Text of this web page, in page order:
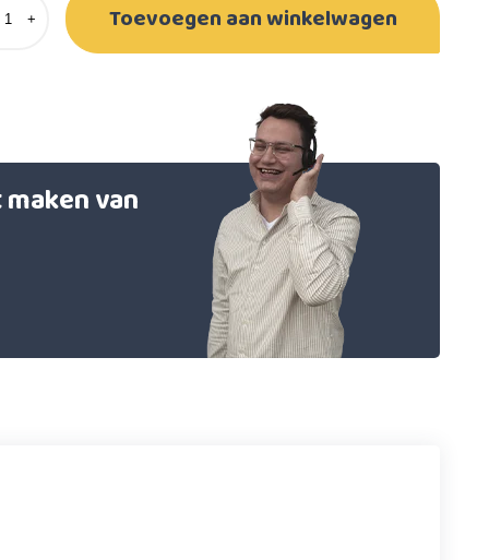
+ Toevoegen aan winkelwagen
van